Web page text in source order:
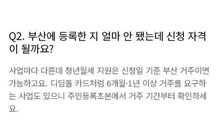
Q2. 부산에 등록한 지 얼마 안 됐는데 신청 자격
이 될까요?
사업마다 다른데 청년월세 지원은 신청일 기준 부산 거주이면
가능하고요. 디딤돌 카드처럼 6개월·1년 이상 거주를 요구하
는 사업도 있으니 주민등록초본에서 거주 기간부터 확인하세
요.